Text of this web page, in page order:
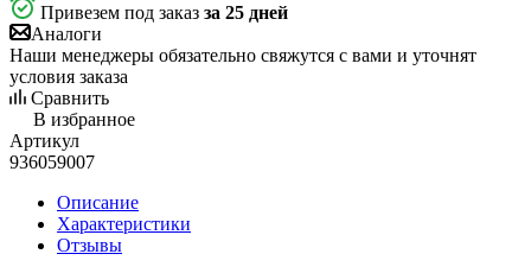
Привезем под заказ за 25 дней
Аналоги
Наши менеджеры обязательно свяжутся с вами и уточнят
условия заказа
Сравнить
В избранное
Артикул
936059007
Описание
Характеристики
Отзывы